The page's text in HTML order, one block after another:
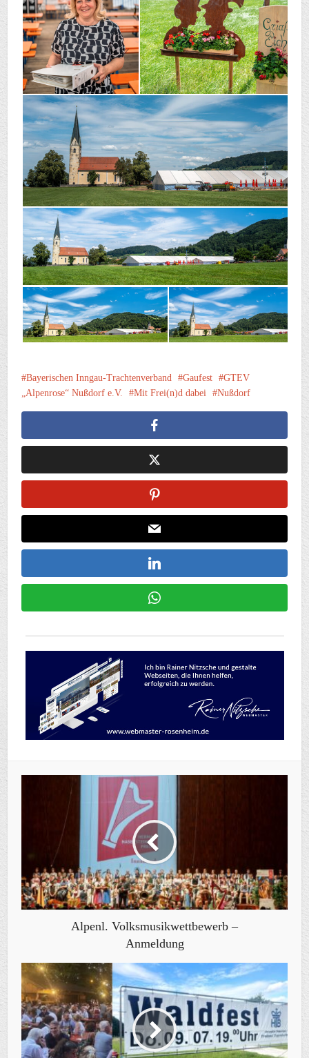
Bayerischen Inngau-Trachtenverband Gaufest
GTEV
„Alpenrose“ Nußdorf e.V.
Mit Frei(n)d dabei Nußdorf
Alpenl. Volksmusikwettbewerb –
Anmeldung